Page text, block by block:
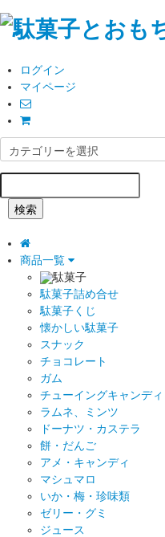
ログイン
マイページ
検索
商品一覧
駄菓子
駄菓子詰め合せ
駄菓子くじ
懐かしい駄菓子
スナック
チョコレート
ガム
チューイングキャンディ
ラムネ、ミンツ
ドーナツ・カステラ
餅・だんご
アメ・キャンディ
マシュマロ
いか・梅・珍味類
ゼリー・グミ
ジュース